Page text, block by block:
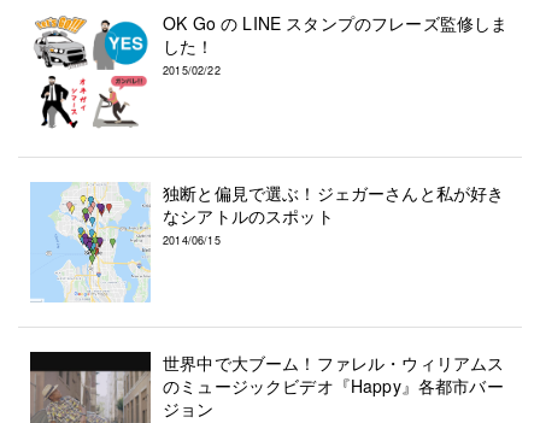
OK Go の LINE スタンプのフレーズ監修しま
した！
2015/02/22
独断と偏見で選ぶ！ジェガーさんと私が好き
なシアトルのスポット
2014/06/15
世界中で大ブーム！ファレル・ウィリアムス
のミュージックビデオ『Happy』各都市バー
ジョン